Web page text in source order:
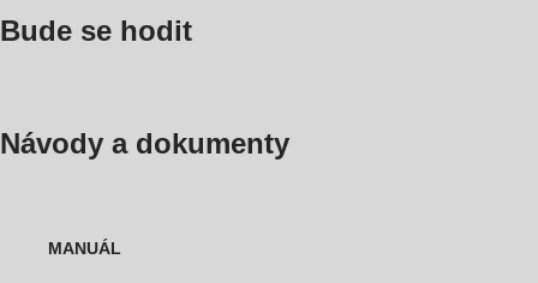
Bude se hodit
Návody a dokumenty
MANUÁL